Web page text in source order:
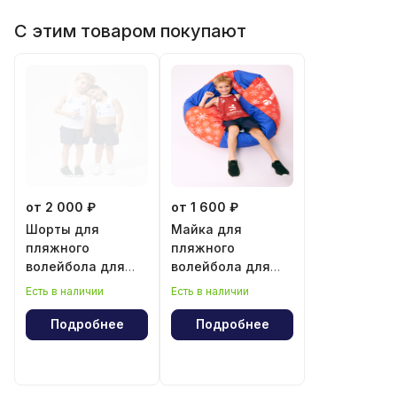
С этим товаром покупают
от 2 000 ₽
Шорты для
пляжного
волейбола для
мальчика и
Есть в наличии
Подробнее
от 1 600 ₽
Майка для
пляжного
волейбола для
мальчика
Есть в наличии
Подробнее